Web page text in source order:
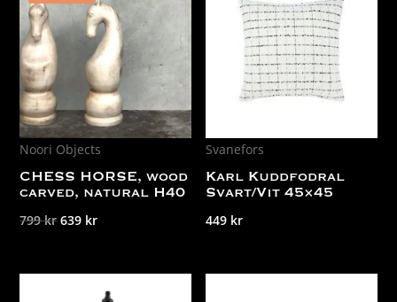
Noori Objects
CHESS HORSE, wood
carved, natural H40
799krDet
639 krDet
är:
Svanefors
Karl Kuddfodral
Svart/Vit 45×45
449 kr